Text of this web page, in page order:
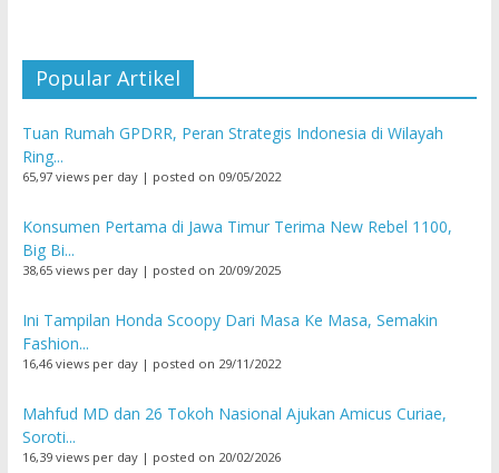
Popular Artikel
Tuan Rumah GPDRR, Peran Strategis Indonesia di Wilayah
Ring...
65,97 views per day| posted on 09/05/2022
Konsumen Pertama di Jawa Timur Terima New Rebel 1100,
Big Bi...
38,65 views per day| posted on 20/09/2025
Ini Tampilan Honda Scoopy Dari Masa Ke Masa, Semakin
Fashion...
16,46 views per day| posted on 29/11/2022
Mahfud MD dan 26 Tokoh Nasional Ajukan Amicus Curiae,
Soroti...
16,39 views per day| posted on 20/02/2026